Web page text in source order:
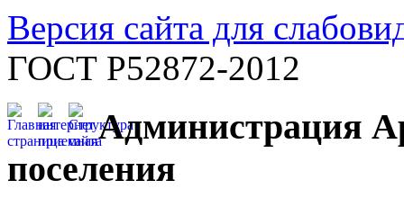
Версия сайта для
ГОСТ Р52872-2012
Администрация
поселения